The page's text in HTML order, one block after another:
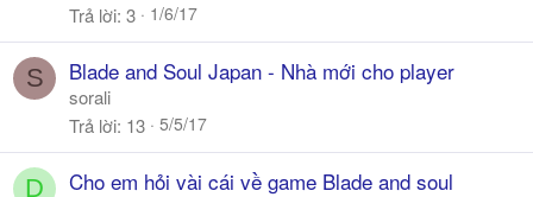
Trả lời 3 1/6/17
S Blade and Soul Japan - Nhà mới cho player
sorali
Trả lời 13 5/5/17
D Cho em hỏi vài cái về game Blade and soul